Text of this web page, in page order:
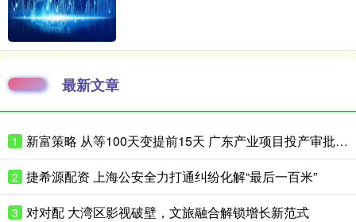
最新文章
1 新富策略 从等100天变提前15天 广东产业项目投产审批如何抢时间？
2 捷希源配资 上海公安全力打通纠纷化解“最后一百米”
3 对对配 大湾区影视破壁，文旅融合解锁增长新范式